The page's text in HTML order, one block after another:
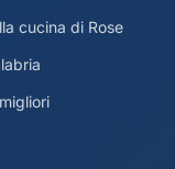
cucina di Rose